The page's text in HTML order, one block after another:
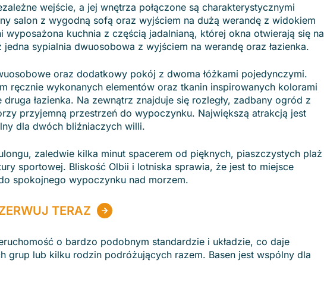
wejście, a jej wnętrza połączone są charakterystycznymi
salon z wygodną sofą oraz wyjściem na dużą werandę z widokiem
kuchnia z częścią jadalnianą, której okna otwierają się na
sypialnia dwuosobowa z wyjściem na werandę oraz łazienka.
oraz dodatkowy pokój z dwoma łóżkami pojedynczymi.
ręcznie wykonanych elementów oraz tkanin inspirowanych kolorami
łazienka. Na zewnątrz znajduje się rozległy, zadbany ogród z
przyjemną przestrzeń do wypoczynku. Największą atrakcją jest
dla dwóch bliźniaczych willi.
zaledwie kilka minut spacerem od pięknych, piaszczystych plaż
sportowej. Bliskość Olbii i lotniska sprawia, że jest to miejsce
spokojnego wypoczynku nad morzem.
TERAZ
o bardzo podobnym standardzie i układzie, co daje
grup lub kilku rodzin podróżujących razem. Basen jest wspólny dla